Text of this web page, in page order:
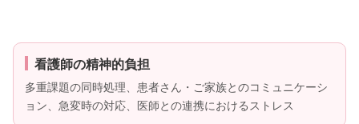
看護師の精神的負担
多重課題の同時処理、患者さん・ご家族とのコミュニケーシ
ョン、急変時の対応、医師との連携におけるストレス